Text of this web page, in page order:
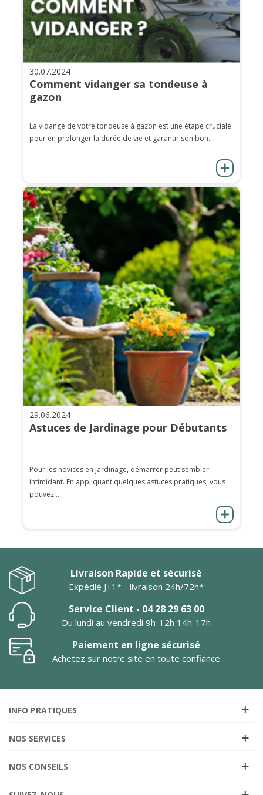
30.07.2024
Comment vidanger sa tondeuse à
gazon
La vidange de votre tondeuse à gazon est une étape cruciale
pour en prolonger la durée de vie et garantir son bon...
29.06.2024
Astuces de Jardinage pour Débutants
Pour les novices en jardinage, démarrer peut sembler
intimidant. En appliquant quelques astuces pratiques, vous
pouvez...
Livraison Rapide et sécurisé
Expédié J+1* - livraison 24h/72h*
Service Client - 04 28 29 63 00
Du lundi au vendredi 9h-12h 14h-17h
Paiement en ligne sécurisé
Achetez sur notre site en toute confiance
INFO PRATIQUES
NOS SERVICES
NOS CONSEILS